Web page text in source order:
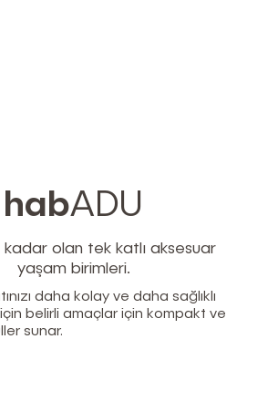
habADU
kadar olan tek katlı aksesuar
yaşam birimleri.
daha kolay ve daha sağlıklı
belirli amaçlar için kompakt ve
sunar.